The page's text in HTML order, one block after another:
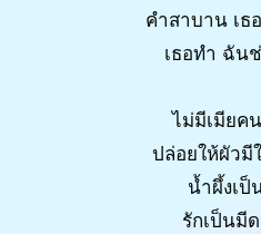
คำสาบาน เธ
เธอทำ ฉัน
ไม่มีเมียค
ปล่อยให้ผัวมี
น้ำผึ้งเป็
รักเป็นมี